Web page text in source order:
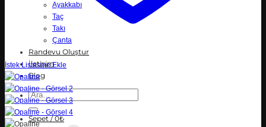
Ayakkabı
Taç
Takı
Çanta
Randevu Oluştur
İletişim
Blog
Ara:
Sepet /0₺
İstek Listesine Ekle